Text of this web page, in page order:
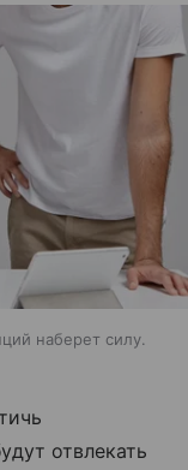
наберет силу.
отвлекать